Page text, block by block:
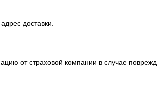
доставки.
от страховой компании в случае